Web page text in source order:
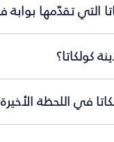
التي تقدّمها
كولكاتا؟
في اللحظة